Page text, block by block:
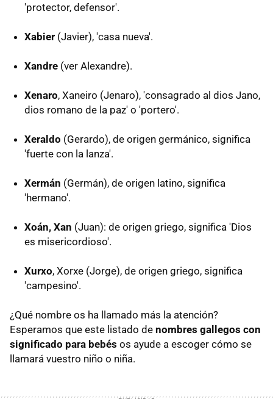
'protector, defensor'.
Xabier (Javier), 'casa nueva'.
Xandre (ver Alexandre).
Xenaro, Xaneiro (Jenaro), 'consagrado al dios Jano,
dios romano de la paz' o 'portero'.
Xeraldo (Gerardo), de origen germánico, significa
'fuerte con la lanza'.
Xermán (Germán), de origen latino, significa
'hermano'.
Xoán, Xan (Juan): de origen griego, significa 'Dios
es misericordioso'.
Xurxo, Xorxe (Jorge), de origen griego, significa
'campesino'.
¿Qué nombre os ha llamado más la atención?
Esperamos que este listado de nombres gallegos con
significado para bebés os ayude a escoger cómo se
llamará vuestro niño o niña.